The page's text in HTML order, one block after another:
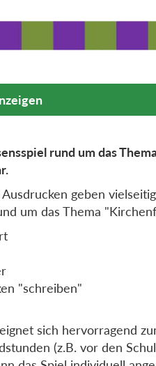
rund um das
geben
um das Thema
"schreiben"
sich hervorragend
(z.B. vor den